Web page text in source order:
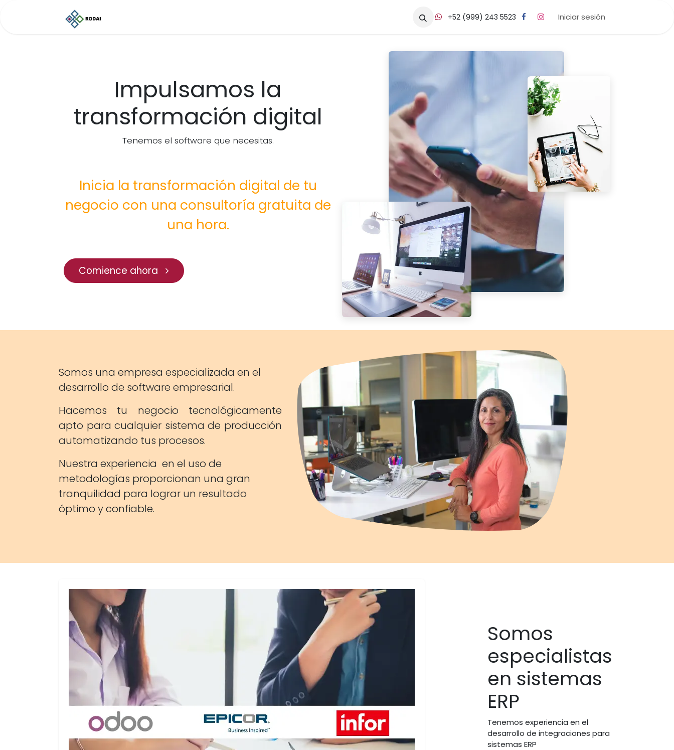
Contáctanos +52 (999) 243 5523 Iniciar sesión
Impulsamos la
transformación digital
Tenemos el software que necesitas.
Inicia la transformación digital de tu
negocio con una consultoría gratuita de
una hora.
Comience ahora
Somos una empresa especializada en el
desarrollo de software empresarial.
Hacemos tu negocio tecnológicamente
apto para cualquier sistema de producción
automatizando tus procesos.
Nuestra experiencia en el uso de
metodologías proporcionan una gran
tranquilidad para lograr un resultado
óptimo y confiable.
Somos
especialistas
en sistemas
ERP
Tenemos experiencia en el
desarrollo de integraciones para
sistemas ERP